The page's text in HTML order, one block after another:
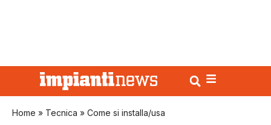
Home » Tecnica » Come si installa/usa